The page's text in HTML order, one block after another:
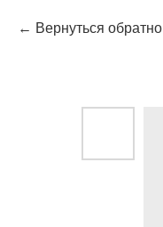
Вернуться обратно